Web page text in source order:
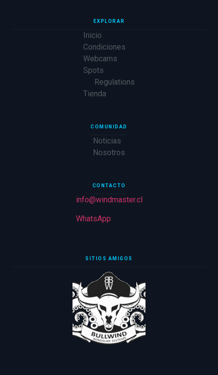
EXPLORAR
Inicio
Condiciones
Webcams
Spots
Regulations
Tienda
COMUNIDAD
Noticias
Nosotros
CONTACTO
info@windmaster.cl
WhatsApp
SITIOS AMIGOS